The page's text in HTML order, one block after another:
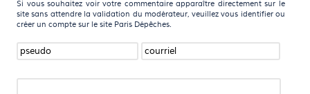
Si vous souhaitez voir votre commentaire apparaître directement sur le
site sans attendre la validation du modérateur, veuillez vous identifier ou
créer un compte sur le site Paris Dépêches.